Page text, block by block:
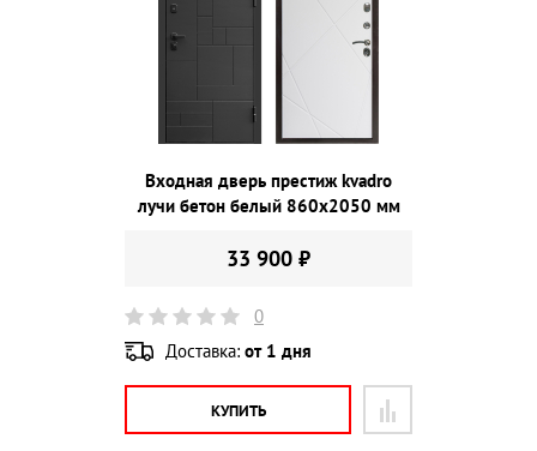
Входная дверь престиж kvadro
лучи бетон белый 860х2050 мм
33 900 ₽
0
Доставка: от 1 дня
КУПИТЬ